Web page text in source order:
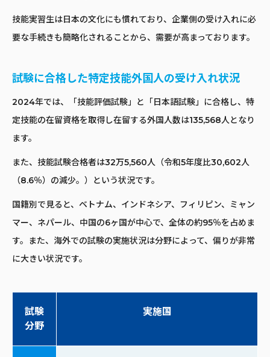
技能実習生は日本の文化にも慣れており、企業側の受け入れに必
要な手続きも簡略化されることから、需要が高まっております。
試験に合格した特定技能外国人の受け入れ状況
2024年では、「技能評価試験」と「日本語試験」に合格し、特
定技能の在留資格を取得し在留する外国人数は135,568人となり
ます。
また、技能試験合格者は32万5,560人（令和5年度比30,602人
（8.6％）の減少。）という状況です。
国籍別で見ると、ベトナム、インドネシア、フィリピン、ミャン
マー、ネパール、中国の6ヶ国が中心で、全体の約95％を占めま
す。また、海外での試験の実施状況は分野によって、偏りが非常
に大きい状況です。
試験
分野
実施国